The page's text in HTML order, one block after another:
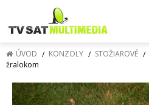
ÚVOD KONZOLY STOŽIAROVÉ
žralokom